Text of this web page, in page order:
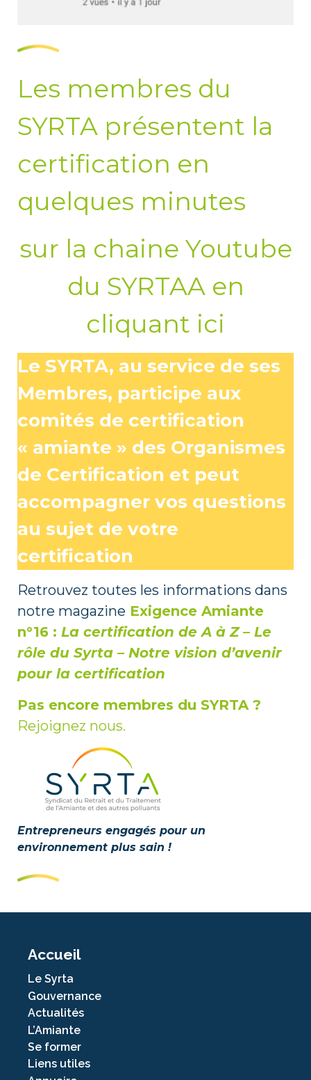
Les membres du
SYRTA présentent la
certification en
quelques minutes
sur la chaine Youtube
du SYRTAA en
cliquant ici
Le SYRTA, au service de ses
Membres, participe aux
comités de certification
« amiante » des Organismes
de Certification et peut
accompagner vos questions
au sujet de votre
certification
Retrouvez toutes les informations dans
notre magazine Exigence Amiante
n°16 : La certification de A à Z – Le
rôle du Syrta – Notre vision d’avenir
pour la certification
Pas encore membres du SYRTA ?
Rejoignez nous.
Entrepreneurs engagés pour un
environnement plus sain !
Accueil
Le Syrta
Gouvernance
Actualités
L’Amiante
Se former
Liens utiles